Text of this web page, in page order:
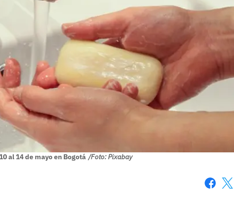
al 14 de mayo en Bogotá /Foto: Pixabay